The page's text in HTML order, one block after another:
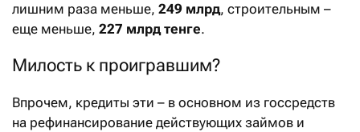
лишним раза меньше, 249 млрд, строительным –
еще меньше, 227 млрд тенге.
Милость к проигравшим?
Впрочем, кредиты эти – в основном из госсредств
на рефинансирование действующих займов и